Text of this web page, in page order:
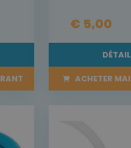
€ 5,00
DÉTAIL
ACHETER